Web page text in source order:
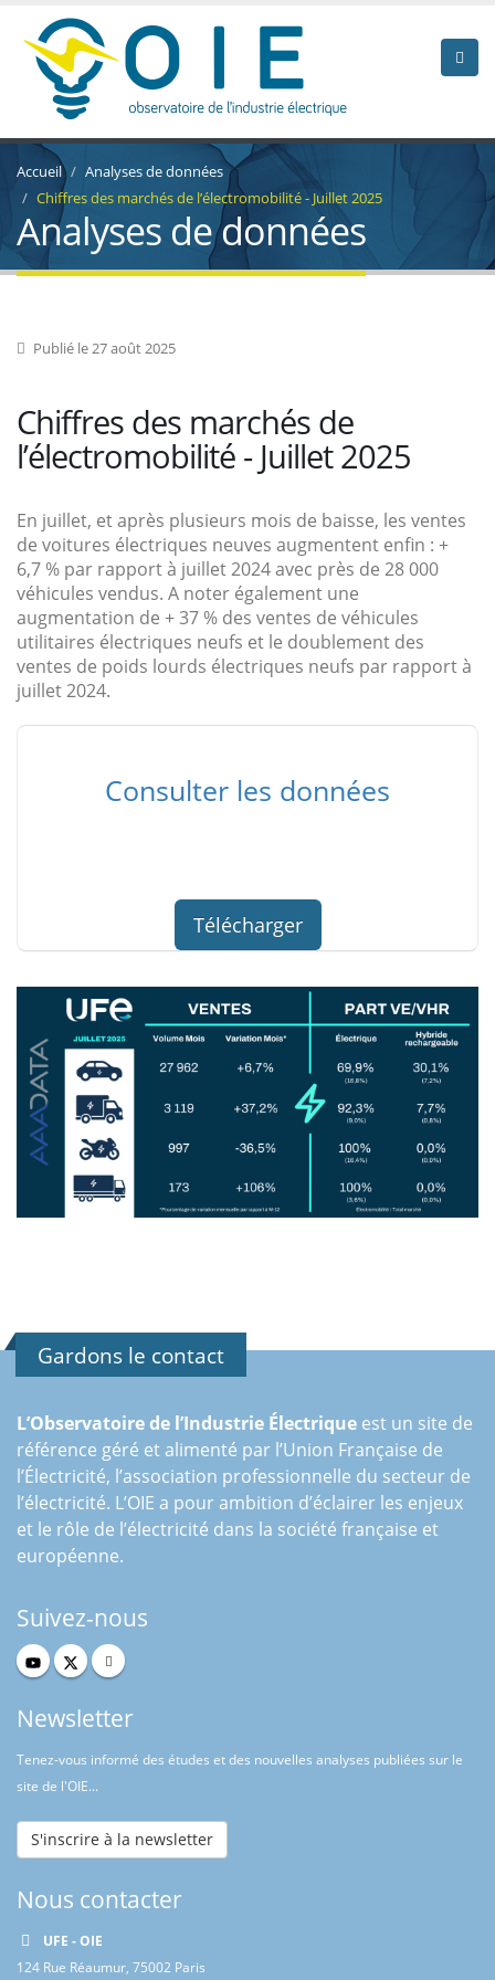
Accueil
Analyses de données
Chiffres des marchés de l’électromobilité - Juillet 2025
Analyses de données
Publié le 27 août 2025
Chiffres des marchés de
l’électromobilité - Juillet 2025
En juillet, et après plusieurs mois de baisse, les ventes
de voitures électriques neuves augmentent enfin : +
6,7 % par rapport à juillet 2024 avec près de 28 000
véhicules vendus. A noter également une
augmentation de + 37 % des ventes de véhicules
utilitaires électriques neufs et le doublement des
ventes de poids lourds électriques neufs par rapport à
juillet 2024.
Consulter les données
Télécharger
Gardons le contact
L’Observatoire de l’Industrie Électrique est un site de
référence géré et alimenté par l’Union Française de
l’Électricité, l’association professionnelle du secteur de
l’électricité. L’OIE a pour ambition d’éclairer les enjeux
et le rôle de l’électricité dans la société française et
européenne.
Suivez-nous
Newsletter
Tenez-vous informé des études et des nouvelles analyses publiées sur le
site de l'OIE...
S'inscrire à la newsletter
Nous contacter
UFE - OIE
124 Rue Réaumur, 75002 Paris